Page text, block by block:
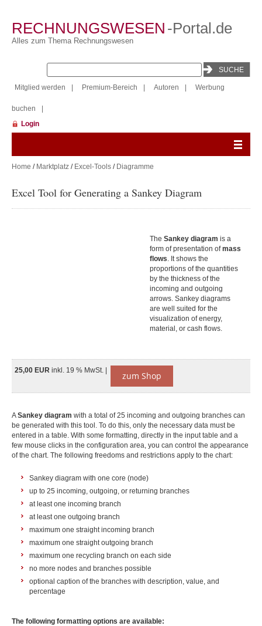
RECHNUNGSWESEN -Portal.de
Alles zum Thema Rechnungswesen
Mitglied werden Premium-Bereich Autoren Werbung
buchen
Login
Home / Marktplatz / Excel-Tools / Diagramme
Excel Tool for Generating a Sankey Diagram
The Sankey diagram is a
form of presentation ofmass
flows. It shows the
proportions of the quantities
by the thickness of the
incoming and outgoing
arrows. Sankey diagrams
are well suited for the
visualization of energy,
material, or cash flows.
25,00 EUR inkl. 19 % MwSt. | zum Shop
ASankey diagram with a total of 25 incoming and outgoing branches can
be generated with this tool. To do this, only the necessary data must be
entered in a table. With some formatting, directly in the input table and a
few mouse clicks in the configuration area, you can control the appearance
of the chart. The following freedoms and restrictions apply to the chart:
Sankey diagram with one core (node)
up to 25 incoming, outgoing, or returning branches
at least one incoming branch
at least one outgoing branch
maximum one straight incoming branch
maximum one straight outgoing branch
maximum one recycling branch on each side
no more nodes and branches possible
optional caption of the branches with description, value, and
percentage
The following formatting options are available: